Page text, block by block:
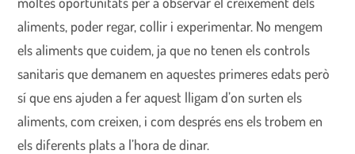
aliments, poder regar, collir i experimentar. No mengem
els aliments que cuidem, ja que no tenen els controls
sanitaris que demanem en aquestes primeres edats però
sí que ens ajuden a fer aquest lligam d’on surten els
aliments, com creixen, i com després ens els trobem en
els diferents plats a l’hora de dinar.